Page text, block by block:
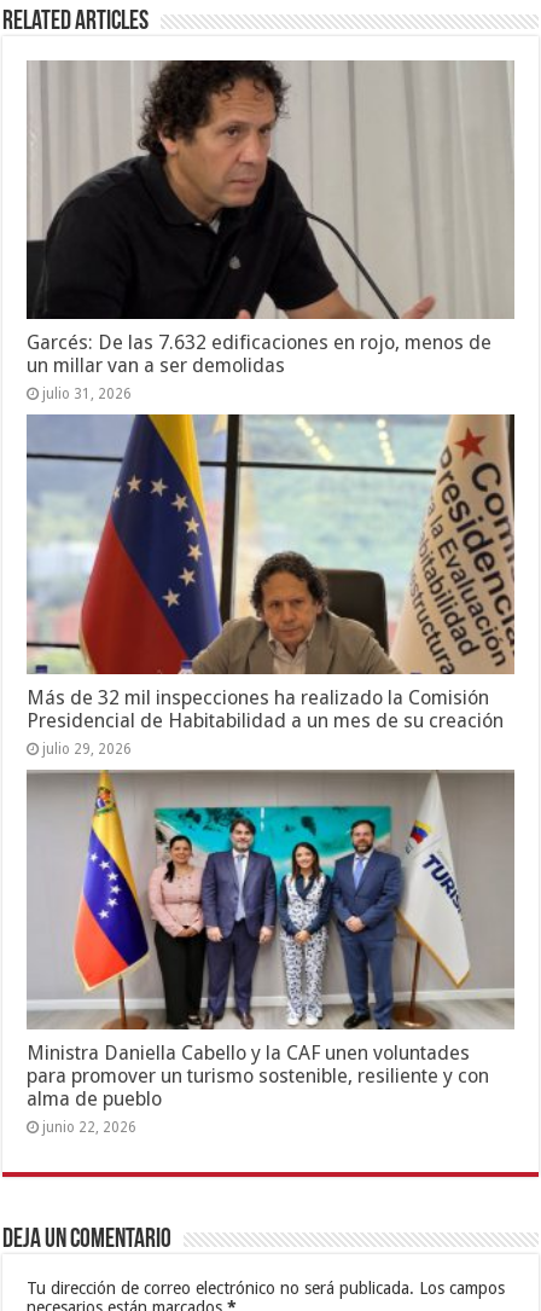
Related Articles
Garcés: De las 7.632 edificaciones en rojo, menos de
un millar van a ser demolidas
julio 31, 2026
Más de 32 mil inspecciones ha realizado la Comisión
Presidencial de Habitabilidad a un mes de su creación
julio 29, 2026
Ministra Daniella Cabello y la CAF unen voluntades
para promover un turismo sostenible, resiliente y con
alma de pueblo
junio 22, 2026
Deja un comentario
Tu dirección de correo electrónico no será publicada. Los campos